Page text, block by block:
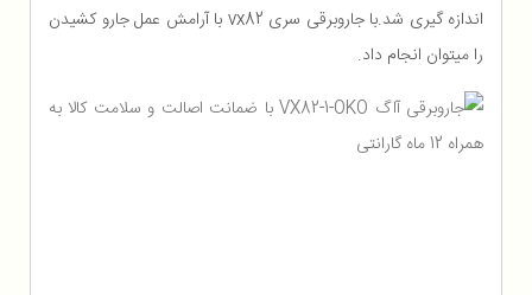
اندازه گیری شد.با جاروبرقی سری vx82 با آرامش عمل جارو کشیدن
را میتوان انجام داد.